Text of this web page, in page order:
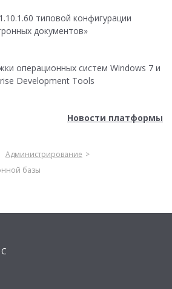
типовой конфигурации
документов»
операционных систем Windows 7 и
Development Tools
Новости платформы
Администрирование
базы